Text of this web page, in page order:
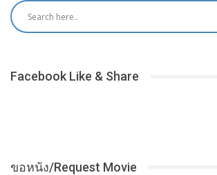
Facebook Like & Share
ขอหนัง/Request Movie